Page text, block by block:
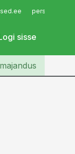
sisse